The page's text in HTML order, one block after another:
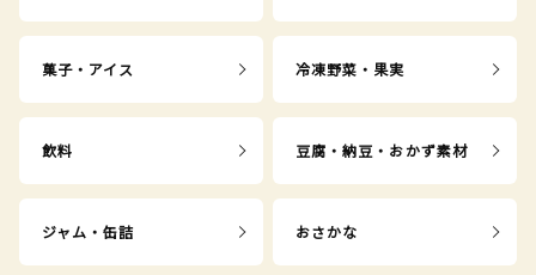
菓子・アイス 冷凍野菜・果実
飲料 豆腐・納豆・おかず素材
ジャム・缶詰 おさかな